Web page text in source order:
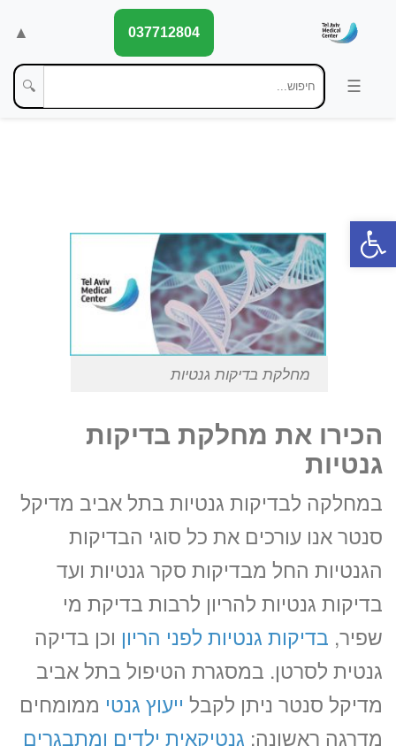
פתח סרגל נגישות
▲ 037712804
🔍
מחלקת בדיקות גנטיות
הכירו את מחלקת בדיקות
גנטיות
במחלקה לבדיקות גנטיות בתל אביב מדיקל
סנטר אנו עורכים את כל סוגי הבדיקות
הגנטיות החל מבדיקות סקר גנטיות ועד
בדיקות גנטיות להריון לרבות בדיקת מי
שפיר, בדיקות גנטיות לפני הריון וכן בדיקה
גנטית לסרטן. במסגרת הטיפול בתל אביב
מדיקל סנטר ניתן לקבל ייעוץ גנטי ממומחים
מדרגה ראשונה: גנטיקאית ילדים ומתבגרים